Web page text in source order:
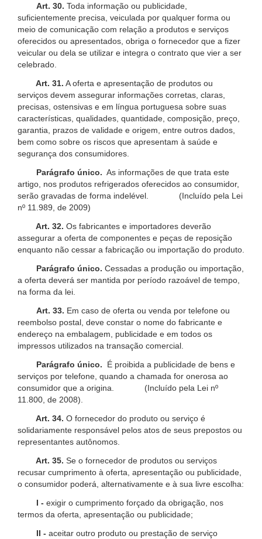
Art. 30. Toda informação ou publicidade,
suficientemente precisa, veiculada por qualquer forma ou
meio de comunicação com relação a produtos e serviços
oferecidos ou apresentados, obriga o fornecedor que a fizer
veicular ou dela se utilizar e integra o contrato que vier a ser
celebrado.
Art. 31. A oferta e apresentação de produtos ou
serviços devem assegurar informações corretas, claras,
precisas, ostensivas e em língua portuguesa sobre suas
características, qualidades, quantidade, composição, preço,
garantia, prazos de validade e origem, entre outros dados,
bem como sobre os riscos que apresentam à saúde e
segurança dos consumidores.
Parágrafo único. As informações de que trata este
artigo, nos produtos refrigerados oferecidos ao consumidor,
serão gravadas de forma indelével. (Incluído pela Lei
nº 11.989, de 2009)
Art. 32. Os fabricantes e importadores deverão
assegurar a oferta de componentes e peças de reposição
enquanto não cessar a fabricação ou importação do produto.
Parágrafo único. Cessadas a produção ou importação,
a oferta deverá ser mantida por período razoável de tempo,
na forma da lei.
Art. 33. Em caso de oferta ou venda por telefone ou
reembolso postal, deve constar o nome do fabricante e
endereço na embalagem, publicidade e em todos os
impressos utilizados na transação comercial.
Parágrafo único.
É proibida a publicidade de bens e
serviços por telefone, quando a chamada for onerosa ao
consumidor que a origina. (Incluído pela Lei nº
11.800, de 2008).
Art. 34. O fornecedor do produto ou serviço é
solidariamente responsável pelos atos de seus prepostos ou
representantes autônomos.
Art. 35. Se o fornecedor de produtos ou serviços
recusar cumprimento à oferta, apresentação ou publicidade,
o consumidor poderá, alternativamente e à sua livre escolha:
I - exigir o cumprimento forçado da obrigação, nos
termos da oferta, apresentação ou publicidade;
II - aceitar outro produto ou prestação de serviço